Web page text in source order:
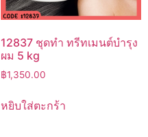
12837 ชุดทำ ทรีทเมนต์บำรุง
ผม 5 kg
฿1,350.00
หยิบใส่ตะกร้า